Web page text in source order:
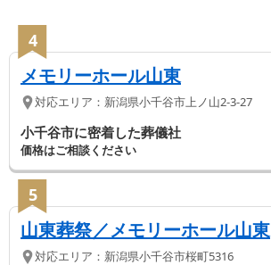
4
メモリーホール山東
対応エリア： 新潟県小千谷市上ノ山2-3-27
小千谷市に密着した葬儀社
価格はご相談ください
5
山東葬祭／メモリーホール山東
対応エリア： 新潟県小千谷市桜町5316